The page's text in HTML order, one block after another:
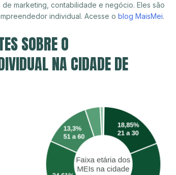
marketing, contabilidade e negócio. Eles são
individual. Acesse o blog MaisMei.
SOBRE O
NA CIDADE DE